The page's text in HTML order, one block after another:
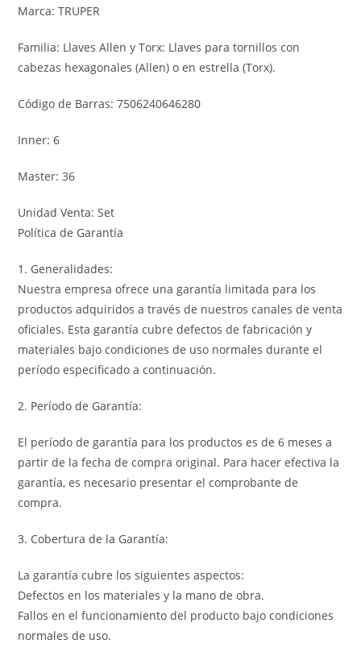
Marca: TRUPER
Familia: Llaves Allen y Torx: Llaves para tornillos con
cabezas hexagonales (Allen) o en estrella (Torx).
Código de Barras: 7506240646280
Inner: 6
Master: 36
Unidad Venta: Set
Política de Garantía
1. Generalidades:
Nuestra empresa ofrece una garantía limitada para los
productos adquiridos a través de nuestros canales de venta
oficiales. Esta garantía cubre defectos de fabricación y
materiales bajo condiciones de uso normales durante el
período especificado a continuación.
2. Período de Garantía:
El período de garantía para los productos es de 6 meses a
partir de la fecha de compra original. Para hacer efectiva la
garantía, es necesario presentar el comprobante de
compra.
3. Cobertura de la Garantía:
La garantía cubre los siguientes aspectos:
Defectos en los materiales y la mano de obra.
Fallos en el funcionamiento del producto bajo condiciones
normales de uso.